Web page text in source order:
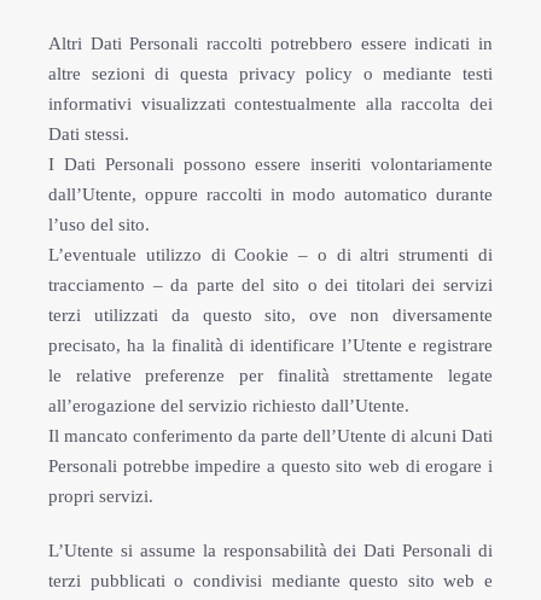
Altri Dati Personali raccolti potrebbero essere indicati in
altre sezioni di questa privacy policy o mediante testi
informativi visualizzati contestualmente alla raccolta dei
Dati stessi.
I Dati Personali possono essere inseriti volontariamente
dall’Utente, oppure raccolti in modo automatico durante
l’uso del sito.
L’eventuale utilizzo di Cookie – o di altri strumenti di
tracciamento – da parte del sito o dei titolari dei servizi
terzi utilizzati da questo sito, ove non diversamente
precisato, ha la finalità di identificare l’Utente e registrare
le relative preferenze per finalità strettamente legate
all’erogazione del servizio richiesto dall’Utente.
Il mancato conferimento da parte dell’Utente di alcuni Dati
Personali potrebbe impedire a questo sito web di erogare i
propri servizi.
L’Utente si assume la responsabilità dei Dati Personali di
terzi pubblicati o condivisi mediante questo sito web e